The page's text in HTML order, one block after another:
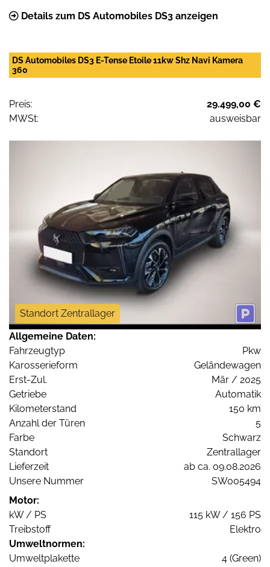
Details zum DS Automobiles DS3 anzeigen
DS Automobiles DS3 E-Tense Etoile 11kw Shz Navi Kamera
360
Preis:
29.499,00 €
MWSt:
ausweisbar
Standort Zentrallager
Allgemeine Daten:
Fahrzeugtyp
Pkw
Karosserieform
Geländewagen
Erst-Zul.
Mär / 2025
Getriebe
Automatik
Kilometerstand
150 km
Anzahl der Türen
5
Farbe
Schwarz
Standort
Zentrallager
Lieferzeit
ab ca. 09.08.2026
Unsere Nummer
SW005494
Motor:
kW / PS
115 kW / 156 PS
Treibstoff
Elektro
Umweltnormen:
Umweltplakette
4 (Green)